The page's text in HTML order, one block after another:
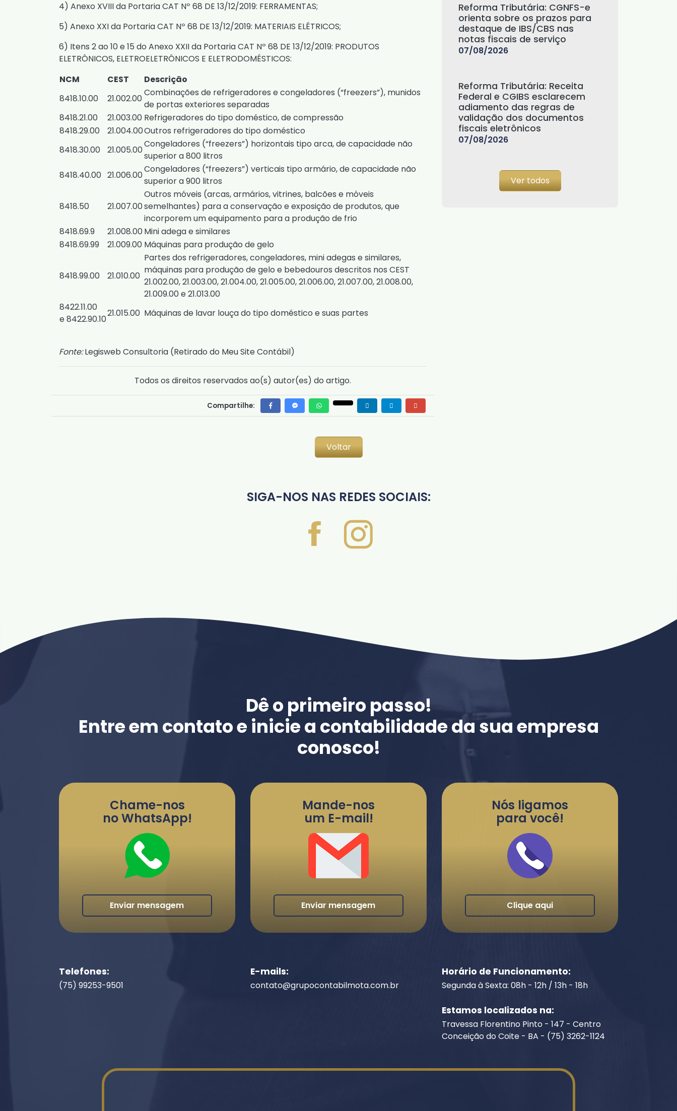
4) Anexo XVIII da Portaria CAT Nº 68 DE 13/12/2019: FERRAMENTAS;
5) Anexo XXI da Portaria CAT Nº 68 DE 13/12/2019: MATERIAIS ELÉTRICOS;
6) Itens 2 ao 10 e15 do Anexo XXII da Portaria CAT Nº 68 DE 13/12/2019: PRODUTOS
ELETRÔNICOS, ELETROELETRÔNICOS E ELETRODOMÉSTICOS:
NCM
CEST
Descrição
8418.10.00
21.002.00
Combinações de refrigeradores e congeladores (“freezers”), munidos
de portas exteriores separadas
8418.21.00
21.003.00 Refrigeradores do tipo doméstico, de compressão
8418.29.00
21.004.00Outros refrigeradores do tipo doméstico
8418.30.00
21.005.00
Congeladores (“freezers”) horizontais tipo arca, de capacidade não
superior a 800 litros
8418.40.00 21.006.00
Congeladores (“freezers”) verticais tipo armário, de capacidade não
superior a 900 litros
8418.50 21.007.00
Outros móveis (arcas, armários, vitrines, balcões e móveis
semelhantes) para a conservação e exposição de produtos, que
incorporem um equipamento para a produção de frio
8418.69.9
21.008.00 Mini adega e similares
8418.69.99
21.009.00 Máquinas para produção de gelo
8418.99.00 21.010.00
Partes dos refrigeradores, congeladores, mini adegas e similares,
máquinas para produção de gelo e bebedouros descritos nos CEST
21.002.00, 21.003.00, 21.004.00, 21.005.00, 21.006.00, 21.007.00, 21.008.00,
21.009.00 e 21.013.00
8422.11.00
e 8422.90.10
21.015.00 Máquinas de lavar louça do tipo doméstico e suas partes
Fonte:Legisweb Consultoria (Retirado do Meu Site Contábil)
Todos os direitos reservados ao(s) autor(es) do artigo.
Compartilhe:
Reforma Tributária: CGNFS-e
orienta sobre os prazos para
destaque de IBS/CBS nas
notas fiscais de serviço
07/08/2026
Reforma Tributária: Receita
Federal e CGIBS esclarecem
adiamento das regras de
validação dos documentos
fiscais eletrônicos
07/08/2026
Ver todos
Voltar
SIGA-NOS NAS REDES SOCIAIS:
Dê o primeiro passo!
Entre em contato e inicie a contabilidade da sua empresa
conosco!
Chame-nos
no WhatsApp!
Enviar mensagem
Mande-nos
um E-mail!
Enviar mensagem
Nós ligamos
para você!
Clique aqui
Telefones:
(75) 99253-9501
E-mails:
contato@grupocontabilmota.com.br
Horário de Funcionamento:
Segunda à Sexta: 08h - 12h / 13h - 18h
Estamos localizados na:
Travessa Florentino Pinto - 147 - Centro
Conceição do Coite - BA - (75) 3262-1124